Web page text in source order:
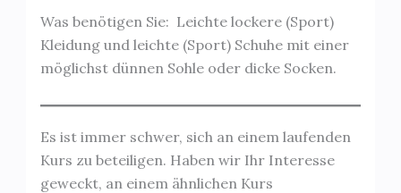
Was benötigen Sie: Leichte lockere (Sport)
Kleidung und leichte (Sport) Schuhe mit einer
möglichst dünnen Sohle oder dicke Socken.
Es ist immer schwer, sich an einem laufenden
Kurs zu beteiligen. Haben wir Ihr Interesse
geweckt, an einem ähnlichen Kurs